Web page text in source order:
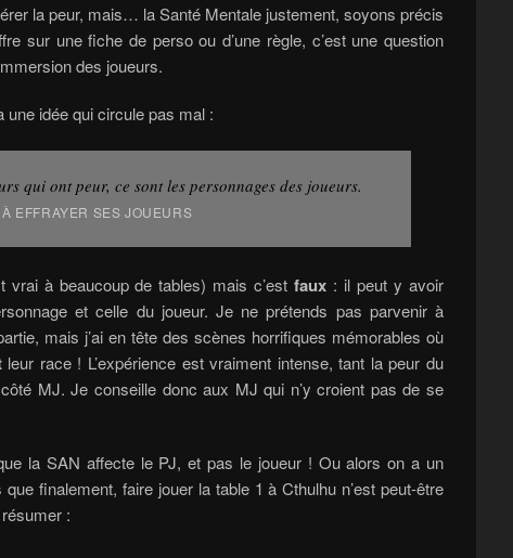
la peur, mais… la Santé Mentale justement, soyons précis
sur une fiche de perso ou d’une règle, c’est une question
des joueurs.
une idée qui circule pas mal :
qui ont peur, ce sont les personnages des joueurs.
EFFRAYER SES JOUEURS
vrai à beaucoup de tables) mais c’estfaux : il peut y avoir
et celle du joueur. Je ne prétends pas parvenir à
mais j’ai en tête des scènes horrifiques mémorables où
leur race ! L’expérience est vraiment intense, tant la peur du
MJ. Je conseille donc aux MJ qui n’y croient pas de se
la SAN affecte le PJ, et pas le joueur ! Ou alors on a un
finalement, faire jouer la table 1 à Cthulhu n’est peut-être
: